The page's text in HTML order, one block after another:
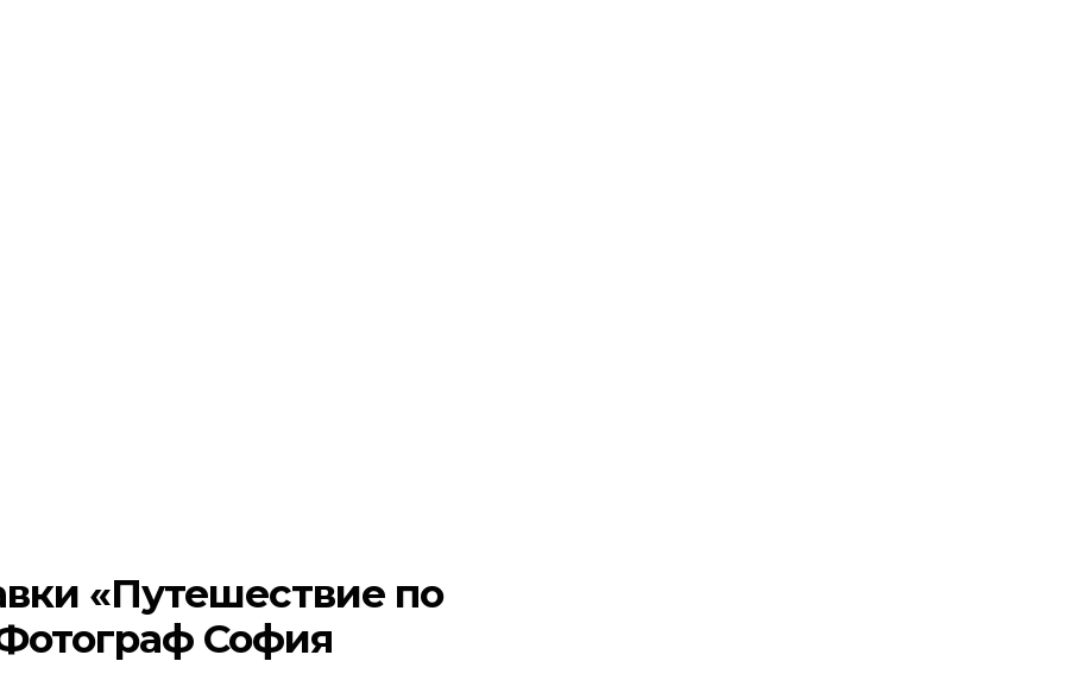
«Путешествие по
София